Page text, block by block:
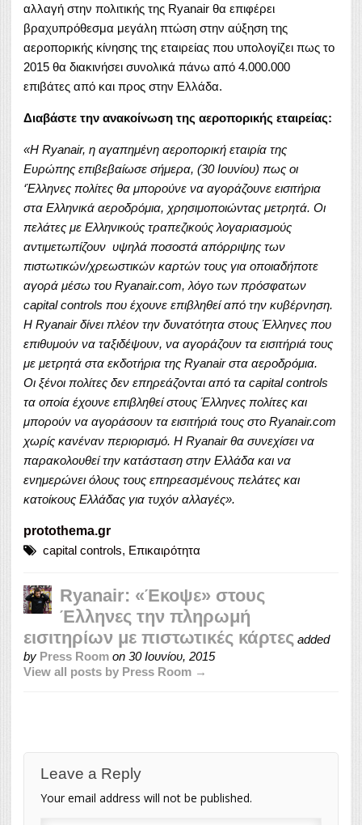
αλλαγή στην πολιτικής της Ryanair θα επιφέρει
βραχυπρόθεσμα μεγάλη πτώση στην αύξηση της
αεροπορικής κίνησης της εταιρείας που υπολογίζει πως το
2015 θα διακινήσει συνολικά πάνω από 4.000.000
επιβάτες από και προς στην Ελλάδα.
Διαβάστε την ανακοίνωση της αεροπορικής εταιρείας:
«H Ryanair, η αγαπημένη αεροπορική εταιρία της
Ευρώπης επιβεβαίωσε σήμερα, (30 Ιουνίου) πως οι
‘Έλληνες πολίτες θα μπορούνε να αγοράζουνε εισιτήρια
στα Ελληνικά αεροδρόμια, χρησιμοποιώντας μετρητά. Οι
πελάτες με Ελληνικούς τραπεζικούς λογαριασμούς
αντιμετωπίζουν υψηλά ποσοστά απόρριψης των
πιστωτικών/χρεωστικών καρτών τους για οποιαδήποτε
αγορά μέσω του Ryanair.com, λόγο των πρόσφατων
capital controls που έχουνε επιβληθεί από την κυβέρνηση.
Η Ryanair δίνει πλέον την δυνατότητα στους Έλληνες που
επιθυμούν να ταξιδέψουν, να αγοράζουν τα εισιτήριά τους
με μετρητά στα εκδοτήρια της Ryanair στα αεροδρόμια.
Οι ξένοι πολίτες δεν επηρεάζονται από τα capital controls
τα οποία έχουνε επιβληθεί στους Έλληνες πολίτες και
μπορούν να αγοράσουν τα εισιτήριά τους στο Ryanair.com
χωρίς κανέναν περιορισμό. Η Ryanair θα συνεχίσει να
παρακολουθεί την κατάσταση στην Ελλάδα και να
ενημερώνει όλους τους επηρεασμένους πελάτες και
κατοίκους Ελλάδας για τυχόν αλλαγές».
protothema.gr
capital controls, Επικαιρότητα
Ryanair: «Έκοψε» στους
Έλληνες την πληρωμή
εισιτηρίων με πιστωτικές κάρτες added
by Press Room on 30 Ιουνίου, 2015
View all posts by Press Room →
Leave a Reply
Your email address will not be published.